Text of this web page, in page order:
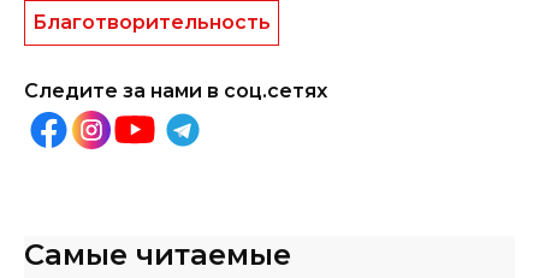
Благотворительность
Следите за нами в соц.сетях
Самые читаемые